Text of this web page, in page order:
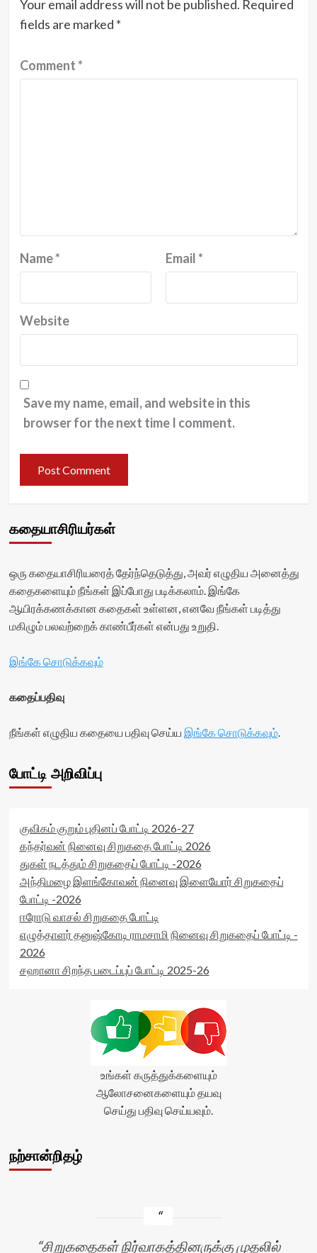
Your email address will not be published. Required
fields are marked *
Comment*
Name* Email*
Website
Save my name, email, and website in this
browser for the next time I comment.
கதையாசிரியர்கள்
ஒரு கதையாசிரியரைத் தேர்ந்தெடுத்து, அவர் எழுதிய அனைத்து
கதைகளையும் நீங்கள் இப்போது படிக்கலாம். இங்கே
ஆயிரக்கணக்கான கதைகள் உள்ளன, எனவே நீங்கள் படித்து
மகிழும் பலவற்றைக் காண்பீர்கள் என்பது உறுதி.
இங்கே சொடுக்கவும்
கதைப்பதிவு
நீங்கள் எழுதிய கதையை பதிவு செய்ய இங்கே சொடுக்கவும்.
போட்டி அறிவிப்பு
குவிகம் குறும் புதினப் போட்டி 2026-27
கந்தர்வன் நினைவு சிறுகதை போட்டி 2026
துகள் நடத்தும் சிறுகதைப் போட்டி -2026
அந்திமழை இளங்கோவன் நினைவு இளையோர் சிறுகதைப்
போட்டி -2026
ஈரோடு வாசல் சிறுகதை போட்டி
எழுத்தாளர் தனுஷ்கோடி ராமசாமி நினைவு சிறுகதைப் போட்டி -
2026
சஹானா சிறந்த படைப்புப் போட்டி 2025-26
உங்கள் கருத்துக்களையும்
ஆலோசனைகளையும் தயவு
செய்து பதிவு செய்யவும்.
நற்சான்றிதழ்
சிறுகதைகள் நிர்வாகத்தினருக்கு முதலில்